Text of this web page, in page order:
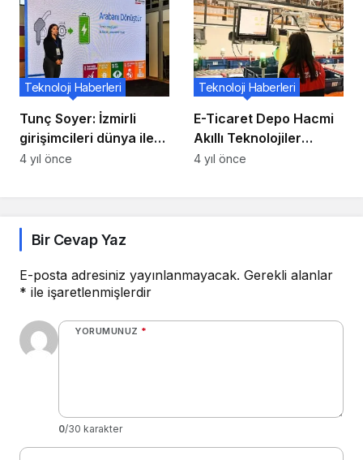
Tunç Soyer: İzmirli
girişimcileri dünya ile
buluşturuyoruz
Teknoloji Haberleri
4 yıl önce
E-Ticaret Depo Hacmi
Akıllı Teknolojiler
Sayesinde Genişliyor
Teknoloji Haberleri
4 yıl önce
Bir Cevap Yaz
E-posta adresiniz yayınlanmayacak. Gerekli alanlar
* ile işaretlenmişlerdir
YORUMUNUZ *
0/30 karakter